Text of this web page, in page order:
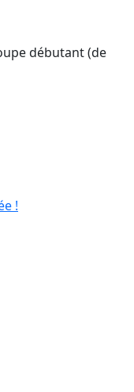
débutant (de
!